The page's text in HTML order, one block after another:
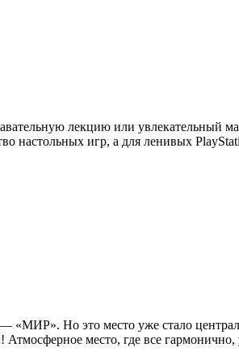
лекцию или увлекательный
настольных игр, а для ленивых
«МИР». Но это место уже стало
место, где все